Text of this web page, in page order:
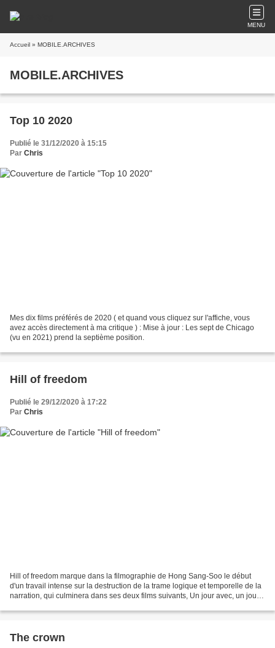
MENU
Accueil » MOBILE.ARCHIVES
MOBILE.ARCHIVES
Top 10 2020
Publié le 31/12/2020 à 15:15
Par Chris
Mes dix films préférés de 2020 ( et quand vous cliquez sur l'affiche, vous
avez accès directement à ma critique ) : Mise à jour : Les sept de Chicago
(vu en 2021) prend la septième position.
Hill of freedom
Publié le 29/12/2020 à 17:22
Par Chris
Hill of freedom marque dans la filmographie de Hong Sang-Soo le début
d'un travail intense sur la destruction de la trame logique et temporelle de la
narration, qui culminera dans ses deux films suivants, Un jour avec, un jour
The crown